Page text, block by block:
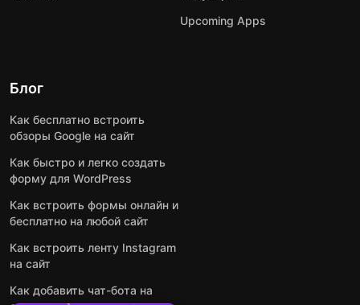
Upcoming Apps
Блог
Как бесплатно встроить
обзоры Google на сайт
Как быстро и легко создать
форму для WordPress
Как встроить формы онлайн и
бесплатно на любой сайт
Как встроить ленту Instagram
на сайт
Как добавить чат-бота на